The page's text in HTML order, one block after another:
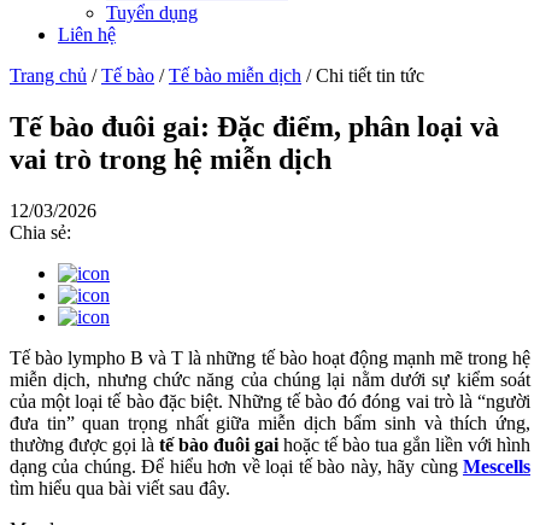
Tuyển dụng
Liên hệ
Trang chủ /Tế bào /Tế bào miễn dịch /Chi tiết tin tức
Tế bào đuôi gai: Đặc điểm, phân loại và
vai trò trong hệ miễn dịch
12/03/2026
Chia sẻ:
Tế bào lympho B và T là những tế bào hoạt động mạnh mẽ trong hệ
miễn dịch, nhưng chức năng của chúng lại nằm dưới sự kiểm soát
của một loại tế bào đặc biệt. Những tế bào đó đóng vai trò là “người
đưa tin” quan trọng nhất giữa miễn dịch bẩm sinh và thích ứng,
thường được gọi là tế bào đuôi gai hoặc tế bào tua gắn liền với hình
dạng của chúng. Để hiểu hơn về loại tế bào này, hãy cùng Mescells
tìm hiểu qua bài viết sau đây.